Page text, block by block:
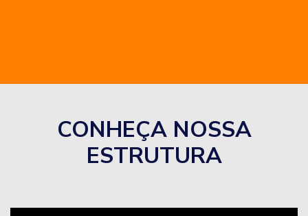
CONHEÇA NOSSA
ESTRUTURA